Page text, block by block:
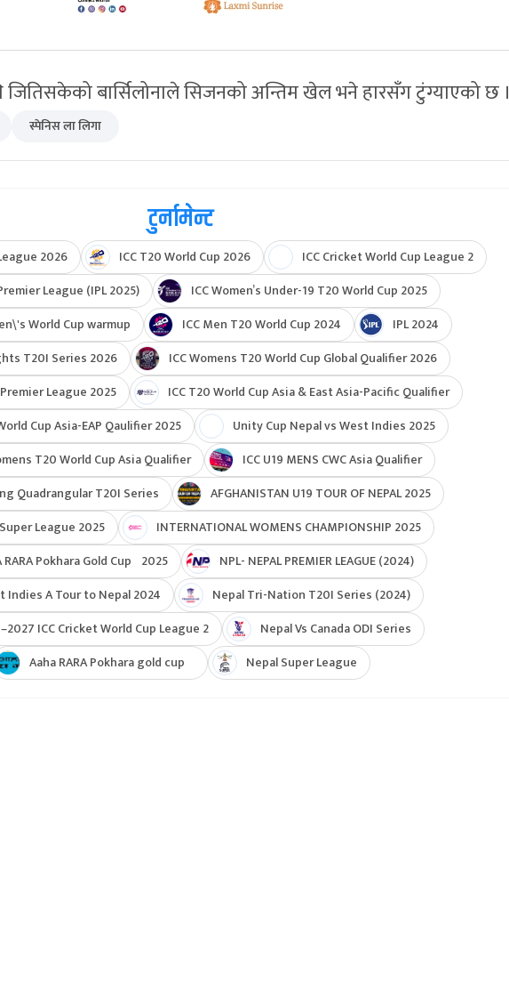
बार्सिलोनाले सिजनको अन्तिम खेल भने हारसँग टुंग्याएको छ ।
स्पेनिस ला लिगा
टुर्नामेन्ट
2026 ICC T20 World Cup 2026
ICC Cricket World Cup League 2
League (IPL 2025)
ICC Women’s Under-19 T20 World Cup 2025
World Cup warmup
ICC Men T20 World Cup 2024
IPL 2024
T20I Series 2026
ICC Womens T20 World Cup Global Qualifier 2026
League 2025
ICC T20 World Cup Asia & East Asia-Pacific Qualifier
Cup Asia-EAP Qaulifier 2025
Unity Cup Nepal vs West Indies 2025
T20 World Cup Asia Qualifier
ICC U19 MENS CWC Asia Qualifier
Quadrangular T20I Series
AFGHANISTAN U19 TOUR OF NEPAL 2025
League 2025
INTERNATIONAL WOMENS CHAMPIONSHIP 2025
RARA Pokhara Gold Cup 2025
NPL- NEPAL PREMIER LEAGUE (2024)
Indies A Tour to Nepal 2024
Nepal Tri-Nation T20I Series (2024)
ICC Cricket World Cup League 2
Nepal Vs Canada ODI Series
Aaha RARA Pokhara gold cup
Nepal Super League